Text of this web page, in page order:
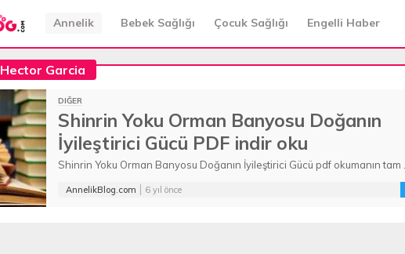
Annelik Bebek Sağlığı Çocuk Sağlığı Engelli Haber
Hector Garcia
DIĞER
Shinrin Yoku Orman Banyosu Doğanın
İyileştirici Gücü PDF indir oku
Shinrin Yoku Orman Banyosu Doğanın İyileştirici Gücü pdf okumanın tam ...
AnnelikBlog.com 6 yıl önce